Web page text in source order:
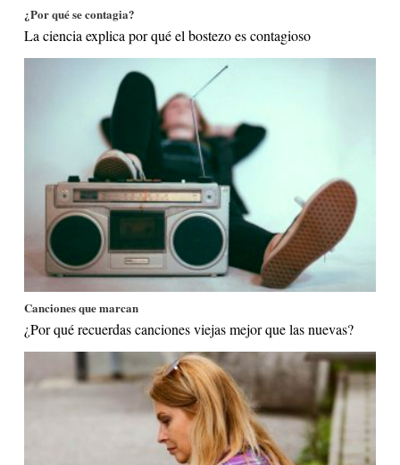
¿Por qué se contagia?
La ciencia explica por qué el bostezo es contagioso
Canciones que marcan
¿Por qué recuerdas canciones viejas mejor que las nuevas?